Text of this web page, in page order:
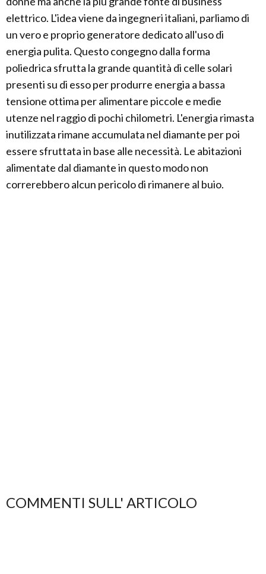
elettrico. L'idea viene da ingegneri italiani, parliamo di
un vero e proprio generatore dedicato all'uso di
energia pulita. Questo congegno dalla forma
poliedrica sfrutta la grande quantità di celle solari
presenti su di esso per produrre energia a bassa
tensione ottima per alimentare piccole e medie
utenze nel raggio di pochi chilometri. L'energia rimasta
inutilizzata rimane accumulata nel diamante per poi
essere sfruttata in base alle necessità. Le abitazioni
alimentate dal diamante in questo modo non
correrebbero alcun pericolo di rimanere al buio.
COMMENTI SULL' ARTICOLO